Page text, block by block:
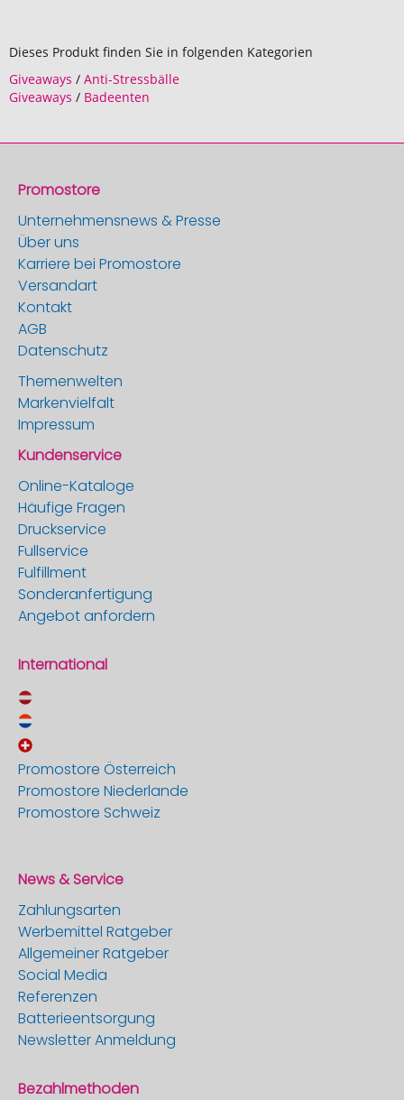
Dieses Produkt finden Sie in folgenden Kategorien
Giveaways / Anti-Stressbälle
Giveaways / Badeenten
Promostore
Unternehmensnews & Presse
Über uns
Karriere bei Promostore
Versandart
Kontakt
AGB
Datenschutz
Themenwelten
Markenvielfalt
Impressum
Kundenservice
Online-Kataloge
Häufige Fragen
Druckservice
Fullservice
Fulfillment
Sonderanfertigung
Angebot anfordern
International
Promostore Österreich
Promostore Niederlande
Promostore Schweiz
News & Service
Zahlungsarten
Werbemittel Ratgeber
Allgemeiner Ratgeber
Social Media
Referenzen
Batterieentsorgung
Newsletter Anmeldung
Bezahlmethoden